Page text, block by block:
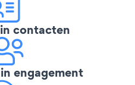
in contacten
in engagement